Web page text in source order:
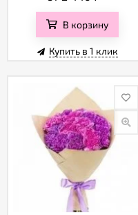
В корзину
Купить в 1 клик